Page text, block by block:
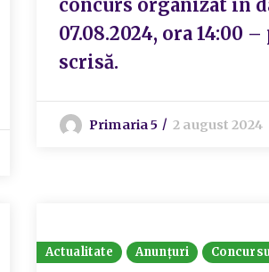
concurs organizat în
07.08.2024, ora 14:00
scrisă.
Primaria 5 2 august 2024
Actualitate Anunțuri